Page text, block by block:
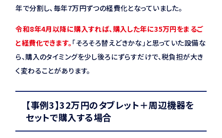
年で分割し、毎年7万円ずつの経費化となっていました。
令和8年4月以降に購入すれば、購入した年に35万円をまるご
と経費化できます。 「そろそろ替えどきかな」と思っていた設備な
ら、購入のタイミングを少し後ろにずらすだけで、税負担が大き
く変わることがあります。
【事例3】32万円のタブレット＋周辺機器を
セットで購入する場合